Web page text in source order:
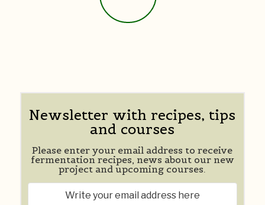
Newsletter with recipes, tips
and courses
Please enter your email address to receive
fermentation recipes, news about our new
project and upcoming courses.